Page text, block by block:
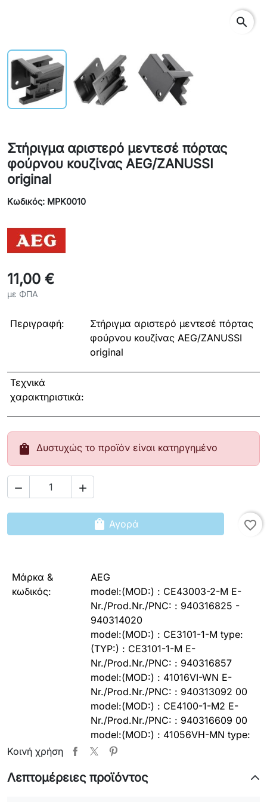
search
Στήριγμα αριστερό μεντεσέ πόρτας
φούρνου κουζίνας AEG/ZANUSSI
original
Κωδικός: MPK0010
11,00 €
με ΦΠΑ
Περιγραφή:
Στήριγμα αριστερό μεντεσέ πόρτας
φούρνου κουζίνας AEG/ZANUSSI
original
Τεχνικά
χαρακτηριστικά:
shopping_bag Δυστυχώς το προϊόν είναι κατηργημένο
 
shopping_bag Αγορά favorite_border
Μάρκα &
κωδικός:
AEG
model:(MOD:) : CE43003-2-M E-
Nr./Prod.Nr./PNC: : 940316825 -
940314020
model:(MOD:) : CE3101-1-M type:
(TYP:) : CE3101-1-M E-
Nr./Prod.Nr./PNC: : 940316857
model:(MOD:) : 41016VI-WN E-
Nr./Prod.Nr./PNC: : 940313092 00
model:(MOD:) : CE4100-1-M2 E-
Nr./Prod.Nr./PNC: : 940316609 00
model:(MOD:) : 41056VH-MN type:
(TYP:) : 41056VH-MN
model:(MOD:) :
Κοινή χρήση
Λεπτομέρειες προϊόντος